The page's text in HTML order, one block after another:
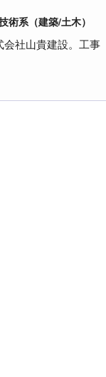
術系（建築/土木）
社山貴建設。工事